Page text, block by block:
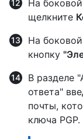
На
щелкните
На
кнопку
В разделе
ответа"
почты,
ключа PGP.